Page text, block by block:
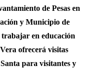
de Pesas en
y Municipio de
en educación
ofrecerá visitas
para visitantes y